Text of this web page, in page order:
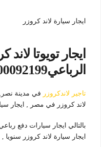
ايجار سيارة لاند كروزر
ايجار تويوتا
الرباعي01100092199
تاجير لاندكروزر في مدينة
لاند كروزر في مصر , ايجار
بالتالي ايجار سيارات دفع
ايجار سيارة لاند كروزر سنويا